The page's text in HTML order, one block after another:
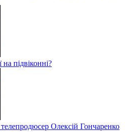
на підвіконні?
Олексій Гончаренко